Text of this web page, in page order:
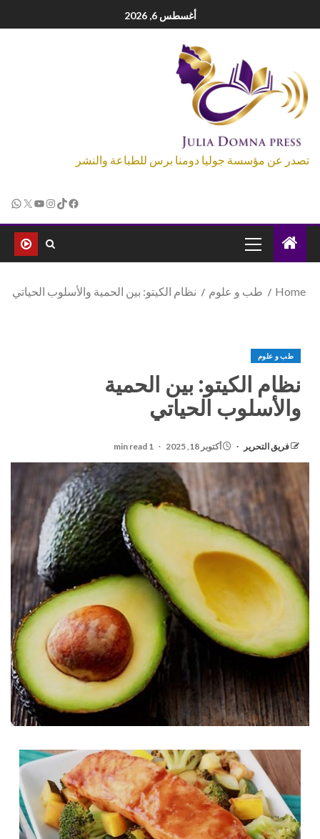
أغسطس 6, 2026
تصدر عن مؤسسة جوليا دومنا برس للطباعة والنشر
Home طب و علوم نظام الكيتو: بين الحمية والأسلوب الحياتي
طب و علوم
نظام الكيتو: بين الحمية
والأسلوب الحياتي
فريق التحرير أكتوبر 18, 2025 1 min read